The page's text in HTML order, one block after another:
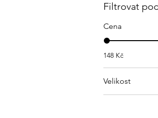
Filtrovat
Cena
148 Kč
Velikost
I-45mm